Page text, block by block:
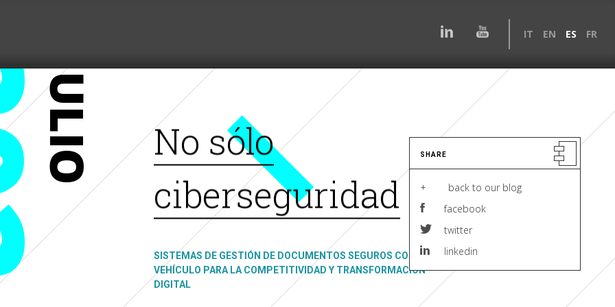
IT EN ES FR
JULIO
No sólo
ciberseguridad
SISTEMAS DE GESTIÓN DE DOCUMENTOS SEGUROS COMO
VEHÍCULO PARA LA COMPETITIVIDAD Y TRANSFORMACIÓN
DIGITAL
SHARE
+ back to our blog
facebook
twitter
linkedin